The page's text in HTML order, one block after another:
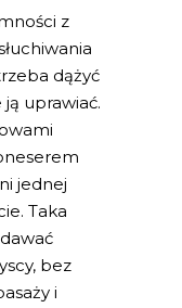
z
dążyć
uprawiać.
jednej
Taka
bez
i